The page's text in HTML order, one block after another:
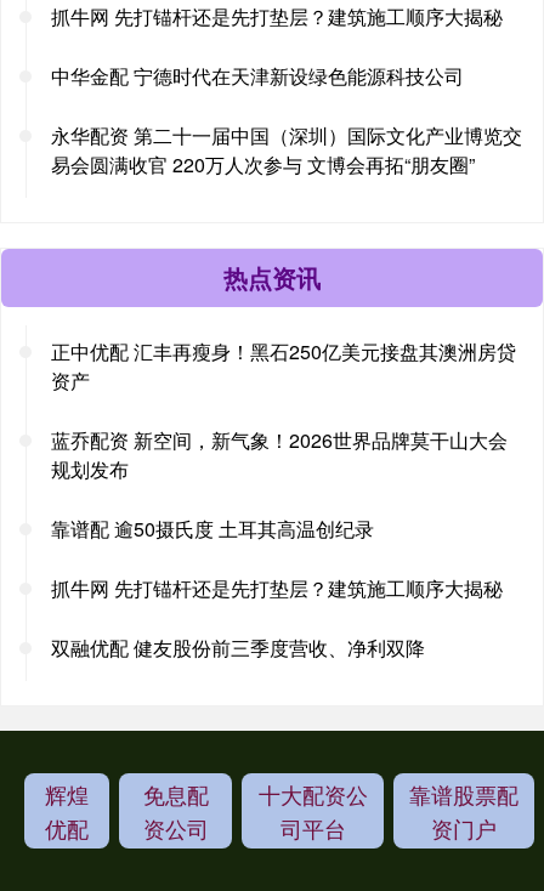
抓牛网 先打锚杆还是先打垫层？建筑施工顺序大揭秘
中华金配 宁德时代在天津新设绿色能源科技公司
永华配资 第二十一届中国（深圳）国际文化产业博览交
易会圆满收官 220万人次参与 文博会再拓“朋友圈”
热点资讯
正中优配 汇丰再瘦身！黑石250亿美元接盘其澳洲房贷
资产
蓝乔配资 新空间，新气象！2026世界品牌莫干山大会
规划发布
靠谱配 逾50摄氏度 土耳其高温创纪录
抓牛网 先打锚杆还是先打垫层？建筑施工顺序大揭秘
双融优配 健友股份前三季度营收、净利双降
辉煌
优配
免息配
资公司
十大配资公
司平台
靠谱股票配
资门户